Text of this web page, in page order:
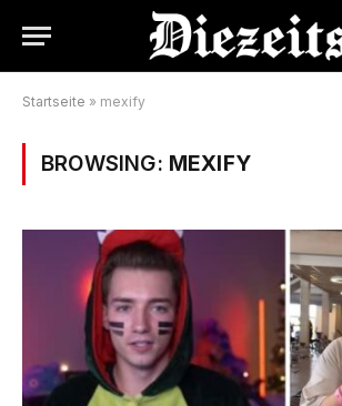
Startseite » mexify
BROWSING: MEXIFY